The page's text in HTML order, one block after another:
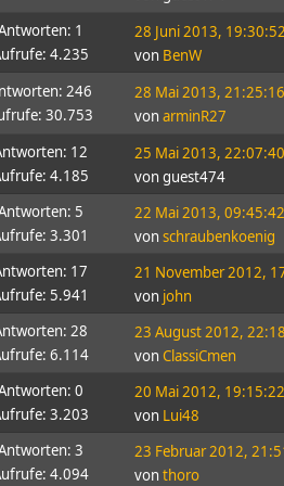
1
4.235
28 Juni 2013, 19:30:52
von BenW
246
30.753
28 Mai 2013, 21:25:16
von arminR27
12
4.185
25 Mai 2013, 22:07:40
von guest474
5
3.301
22 Mai 2013, 09:45:42
von schraubenkoenig
17
5.941
21 November 2012,
von john
28
6.114
23 August 2012,
von ClassiCmen
0
3.203
20 Mai 2012, 19:15:22
von Lui48
3
4.094
23 Februar 2012,
von thoro